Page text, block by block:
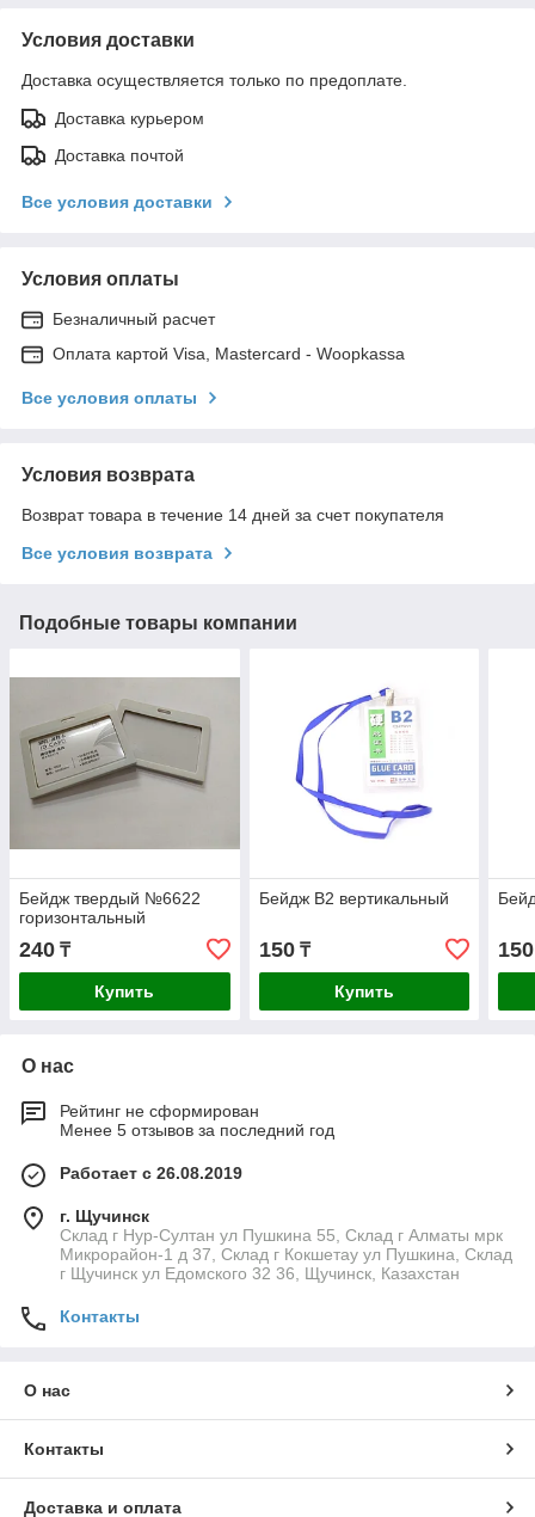
Условия доставки
Доставка осуществляется только по предоплате.
Доставка курьером
Доставка почтой
Все условия доставки
Условия оплаты
Безналичный расчет
Оплата картой Visa, Mastercard - Woopkassa
Все условия оплаты
Условия возврата
Возврат товара в течение 14 дней за счет покупателя
Все условия возврата
Подобные товары компании
Бейдж твердый №6622
горизонтальный
240 ₸
Купить
Бейдж В2 вертикальный
150₸
Купить
150
О нас
Рейтинг не сформирован
Менее 5 отзывов за последний год
Работает с 26.08.2019
г. Щучинск
Склад г Нур-Султан ул Пушкина 55, Склад г Алматы мрк
Микрорайон-1 д 37, Склад г Кокшетау ул Пушкина, Склад
г Щучинск ул Едомского 32 36, Щучинск, Казахстан
Контакты
О нас
Контакты
Доставка и оплата